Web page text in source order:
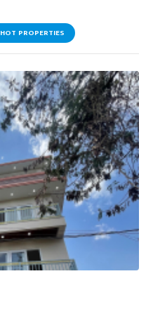
HOT PROPERTIES